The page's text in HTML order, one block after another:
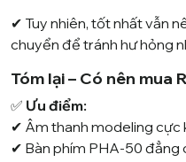
✔ Tuy nhiên, tốt nhất vẫn
chuyển để tránh hư hỏng
Tóm lại – Có nên mua
✅ Ưu điểm:
✔ Âm thanh modeling cực
✔ Bàn phím PHA-50 đẳng